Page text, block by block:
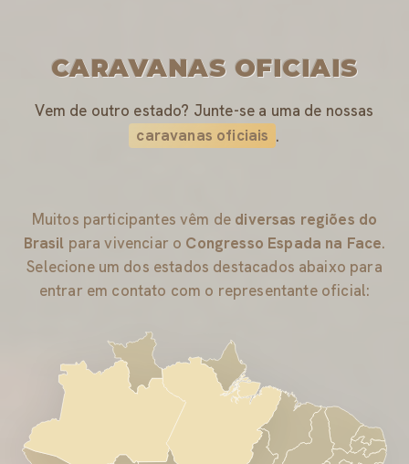
CARAVANAS OFICIAIS
Vem de outro estado? Junte-se a uma de nossas
caravanas oficiais .
Muitos participantes vêm de diversas regiões do
Brasil para vivenciar o Congresso Espada na Face.
Selecione um dos estados destacados abaixo para
entrar em contato com o representante oficial: